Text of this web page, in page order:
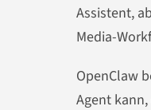
Assistent,
Media-
OpenClaw
Agent